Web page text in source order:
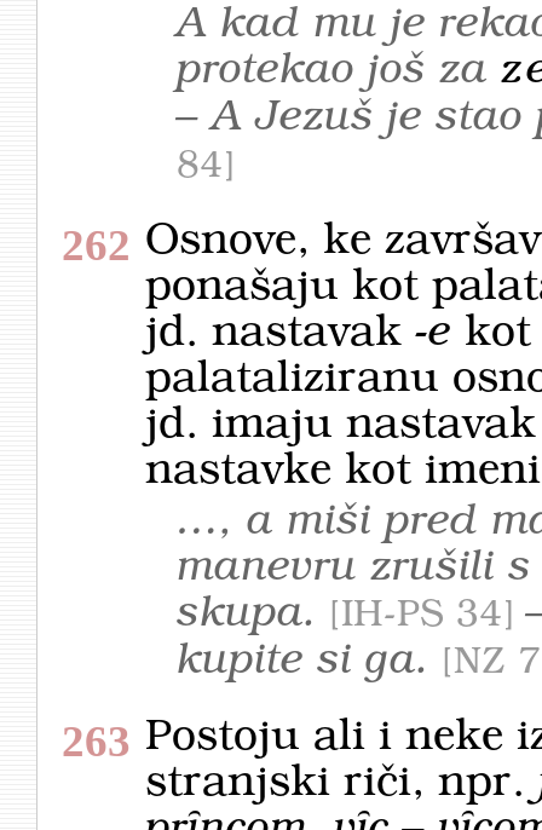
A kad mu je
protekao još za
– A Jezuš je stao
84
262 Osnove, ke
ponašaju kot
jd. nastavak -e kot
palataliziranu
jd. imaju
nastavke kot
…, a miši pred
manevru zrušili
skupa.
IH-PS 34
kupite si ga.
NZ
263 Postoju ali i neke
stranjski riči, npr.